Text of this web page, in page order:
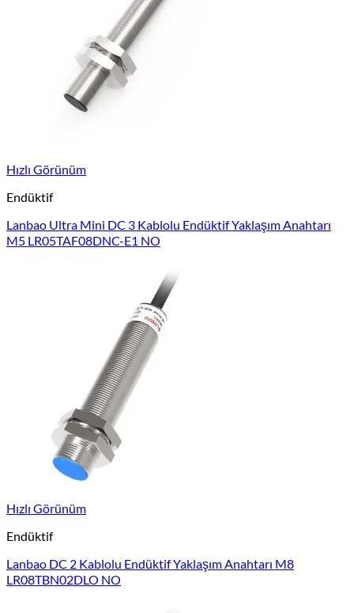
Hızlı Görünüm
Endüktif
Lanbao Ultra Mini DC 3 Kablolu Endüktif Yaklaşım Anahtarı
M5 LR05TAF08DNC-E1 NO
Hızlı Görünüm
Endüktif
Lanbao DC 2 Kablolu Endüktif Yaklaşım Anahtarı M8
LR08TBN02DLO NO